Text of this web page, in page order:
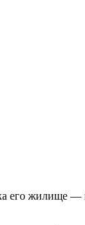
его жилище